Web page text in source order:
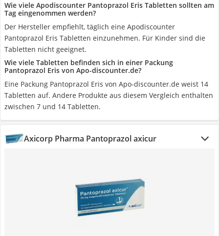
Wie viele Apodiscounter Pantoprazol Eris Tabletten sollten am
Tag eingenommen werden?
Der Hersteller empfiehlt, täglich eine Apodiscounter
Pantoprazol Eris Tabletten einzunehmen. Für Kinder sind die
Tabletten nicht geeignet.
Wie viele Tabletten befinden sich in einer Packung
Pantoprazol Eris von Apo-discounter.de?
Eine Packung Pantoprazol Eris von Apo-discounter.de weist 14
Tabletten auf. Andere Produkte aus diesem Vergleich enthalten
zwischen 7 und 14 Tabletten.
Axicorp Pharma Pantoprazol axicur